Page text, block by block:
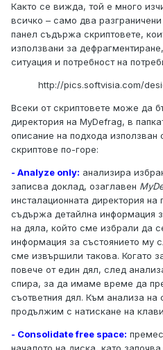
Както се вижда, той е много
всичко – само два
панел съдържа скриптовете,
използвани за
ситуация и потребност на
http://pics.softvisia.com/
Всеки от скриптовете може да
директория на MyDefrag, в
описание на подхода използван
скриптове по-горе:
- Analyze only: анализира
записва доклад, озаглавен
инсталационната директория
съдържа детайлна информация
на дяла, който сме избрали да
информация за състоянието му
сме извършили такова. Когато
повече от един дял, след
спира, за да имаме време да
съответния дял. Към анализа
продължим с натискане на
- Consolidate free space: